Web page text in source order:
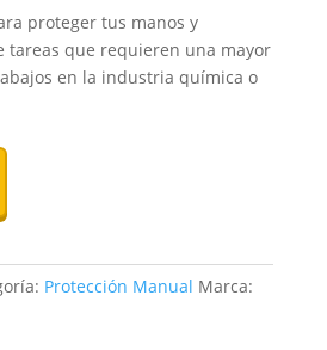
proteger tus manos y
tareas que requieren una mayor
en la industria química o
Protección Manual Marca: